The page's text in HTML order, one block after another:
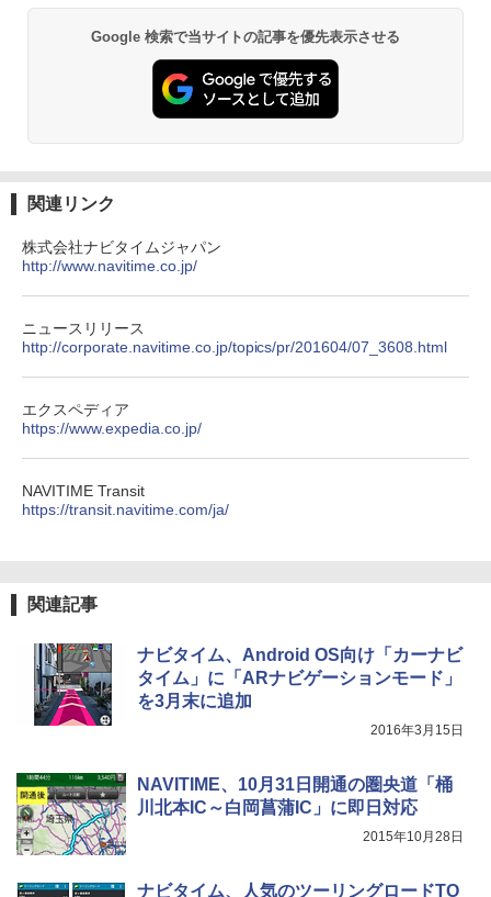
￥2,079
A09 地球の歩き方 イタリア 2026～2027 地
A26 地球の歩き方 チェコ ポーランド スロヴ
ァキア 2026～2027 地球の歩き方A ヨーロッ
パ
￥1,833
テント ワンタッチ RENEW 幅200 2-3人用 43
500002(88859)
￥5,999
￥4,836
広げるだけ パッとサッとテント ブラックコ
ーティング フルクローズ メッシュ 3-4人用
[キャンパーズコレクション 山善] 傘みたいに
コンパクト 保冷力長持ち
￥2,980
Across やわらか保冷剤 日本製 固まらない 1
熊撃退スプレー 熊よけスプレー 熊スプレー
【日本企業販売】超強力クマ対策スプレー 30
付き ヒグマ・イノシシ対策 自治体・教育機
ポインターライト 強力 小型 緑色/赤色/青紫色
Google 検索で当サイトの記事を優先表示させる
関連リンク
株式会社ナビタイムジャパン
http://www.navitime.co.jp/
ニュースリリース
http://corporate.navitime.co.jp/topics/pr/201604/07_3608.html
エクスペディア
https://www.expedia.co.jp/
NAVITIME Transit
https://transit.navitime.com/ja/
関連記事
ナビタイム、Android OS向け「カーナビ
タイム」に「ARナビゲーションモード」
を3月末に追加
2016年3月15日
NAVITIME、10月31日開通の圏央道「桶
川北本IC～白岡菖蒲IC」に即日対応
2015年10月28日
ナビタイム、人気のツーリングロードTO